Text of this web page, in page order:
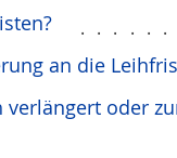
an die
verlängert oder